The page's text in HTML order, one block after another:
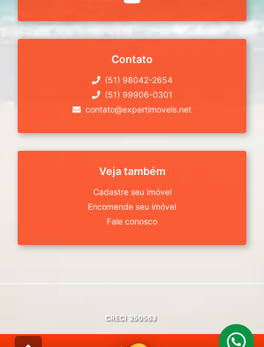
Contato
(51) 98042-2654
(51) 99906-0301
contato@expertimoveis.net
Veja também
Cadastre seu imóvel
Encomende seu imóvel
Fale conosco
CRECI 25056J